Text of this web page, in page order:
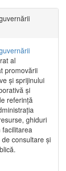
al
promovării
și sprijinului
și
referință
ghiduri
consultare și